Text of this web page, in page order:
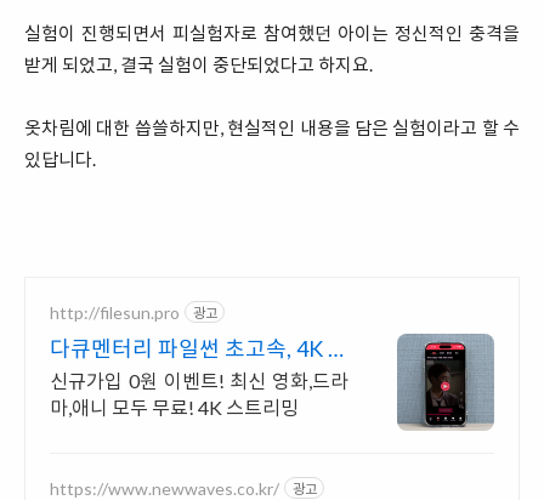
실험이 진행되면서 피실험자로 참여했던 아이는 정신적인 충격을
받게 되었고, 결국 실험이 중단되었다고 하지요.
옷차림에 대한 씁쓸하지만, 현실적인 내용을 담은 실험이라고 할 수
있답니다.
http://filesun.pro 광고
다큐멘터리 파일썬 초고속, 4K 실
시간 보기!
신규가입 0원 이벤트! 최신 영화,드라
마,애니 모두 무료! 4K 스트리밍
https://www.newwaves.co.kr/ 광고